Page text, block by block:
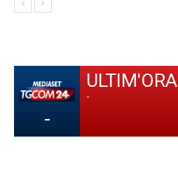
-
ULTIM'ORA
-